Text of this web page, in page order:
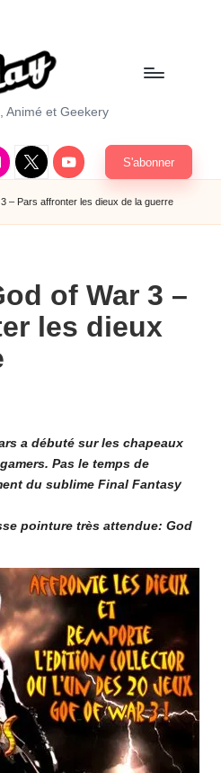
Animé et Geekery
X
|
Twitter
Youtube S'abonner
– Pars affronter les dieux de la guerre
of War 3 –
les dieux
a débuté sur les chapeaux
Pas le temps de
du sublime Final Fantasy
pointure très attendue: God